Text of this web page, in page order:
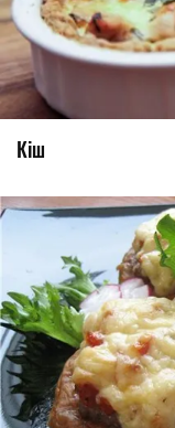
Кіш